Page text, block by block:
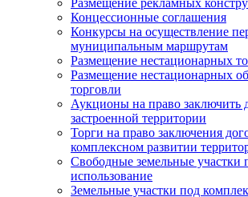
Размещение рекламных
Концессионные соглашения
Конкурсы на осуществление
муниципальным маршрутам
Размещение нестационарных
Размещение нестационарных
торговли
Аукционы на право заключить
застроенной территории
Торги на право заключения
комплексном развитии
Свободные земельные участки
использование
Земельные участки под